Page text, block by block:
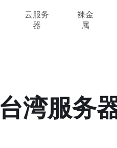
云服务
器
裸金
属
台湾服务